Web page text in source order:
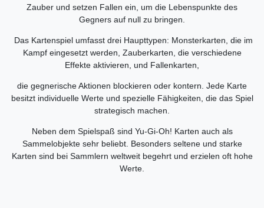
Zauber und setzen Fallen ein, um die Lebenspunkte des
Gegners auf null zu bringen.
Das Kartenspiel umfasst drei Haupttypen: Monsterkarten, die im
Kampf eingesetzt werden, Zauberkarten, die verschiedene
Effekte aktivieren, und Fallenkarten,
die gegnerische Aktionen blockieren oder kontern. Jede Karte
besitzt individuelle Werte und spezielle Fähigkeiten, die das Spiel
strategisch machen.
Neben dem Spielspaß sind Yu-Gi-Oh! Karten auch als
Sammelobjekte sehr beliebt. Besonders seltene und starke
Karten sind bei Sammlern weltweit begehrt und erzielen oft hohe
Werte.